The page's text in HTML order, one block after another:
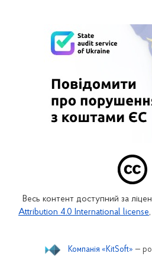
Весь контент доступний за
Attribution 4.0 International license
Компанія «KitSoft» —